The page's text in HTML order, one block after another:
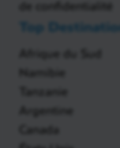
de confidentialité
Top
Afrique du Sud
Namibie
Tanzanie
Argentine
Canada